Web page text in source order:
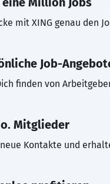
mit XING genau den
Job-
finden von
Mitglieder
Kontakte und